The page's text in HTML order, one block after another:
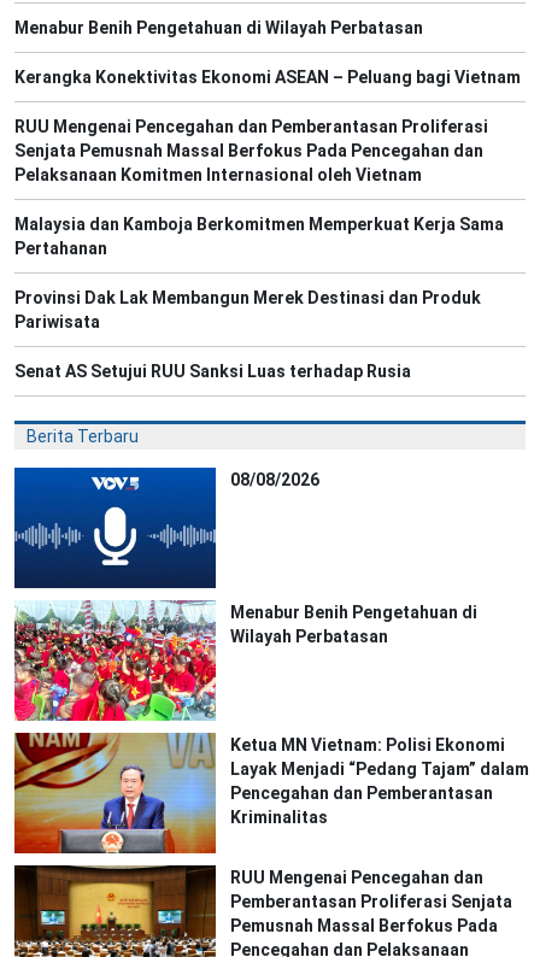
Menabur Benih Pengetahuan di Wilayah Perbatasan
Kerangka Konektivitas Ekonomi ASEAN – Peluang bagi Vietnam
RUU Mengenai Pencegahan dan Pemberantasan Proliferasi
Senjata Pemusnah Massal Berfokus Pada Pencegahan dan
Pelaksanaan Komitmen Internasional oleh Vietnam
Malaysia dan Kamboja Berkomitmen Memperkuat Kerja Sama
Pertahanan
Provinsi Dak Lak Membangun Merek Destinasi dan Produk
Pariwisata
Senat AS Setujui RUU Sanksi Luas terhadap Rusia
Berita Terbaru
08/08/2026
Menabur Benih Pengetahuan di
Wilayah Perbatasan
Ketua MN Vietnam: Polisi Ekonomi
Layak Menjadi “Pedang Tajam” dalam
Pencegahan dan Pemberantasan
Kriminalitas
RUU Mengenai Pencegahan dan
Pemberantasan Proliferasi Senjata
Pemusnah Massal Berfokus Pada
Pencegahan dan Pelaksanaan